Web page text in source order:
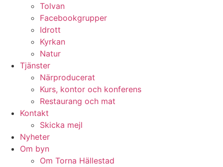
Tolvan
Facebookgrupper
Idrott
Kyrkan
Natur
Tjänster
Närproducerat
Kurs, kontor och konferens
Restaurang och mat
Kontakt
Skicka mejl
Nyheter
Om byn
Om Torna Hällestad